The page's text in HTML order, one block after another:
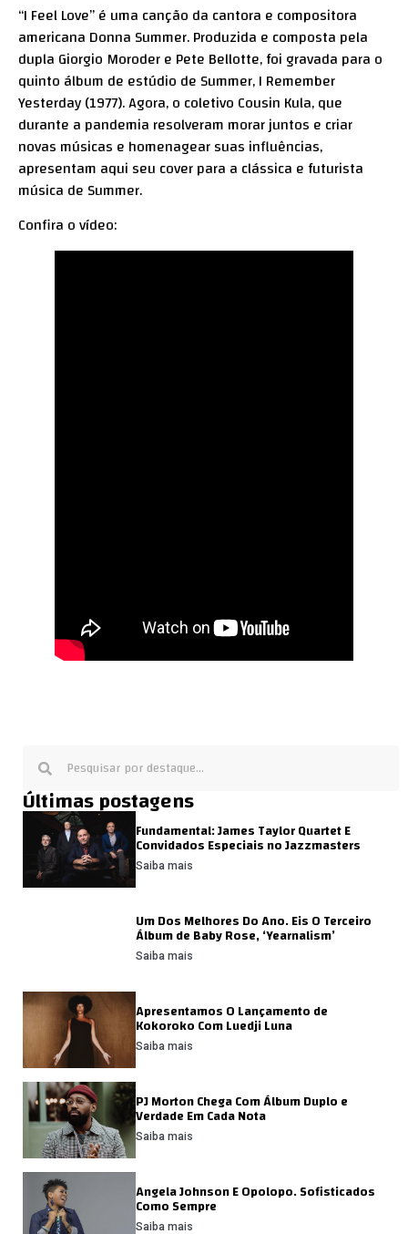
“I Feel Love” é uma canção da cantora e compositora
americana Donna Summer. Produzida e composta pela
dupla Giorgio Moroder e Pete Bellotte, foi gravada para o
quinto álbum de estúdio de Summer, I Remember
Yesterday (1977). Agora, o coletivo Cousin Kula, que
durante a pandemia resolveram morar juntos e criar
novas músicas e homenagear suas influências,
apresentam aqui seu cover para a clássica e futurista
música de Summer.
Confira o vídeo:
Últimas postagens
Fundamental: James Taylor Quartet E
Convidados Especiais no Jazzmasters
Saiba mais
Um Dos Melhores Do Ano. Eis O Terceiro
Álbum de Baby Rose, ‘Yearnalism’
Saiba mais
Apresentamos O Lançamento de
Kokoroko Com Luedji Luna
Saiba mais
PJ Morton Chega Com Álbum Duplo e
Verdade Em Cada Nota
Saiba mais
Angela Johnson E Opolopo. Sofisticados
Como Sempre
Saiba mais